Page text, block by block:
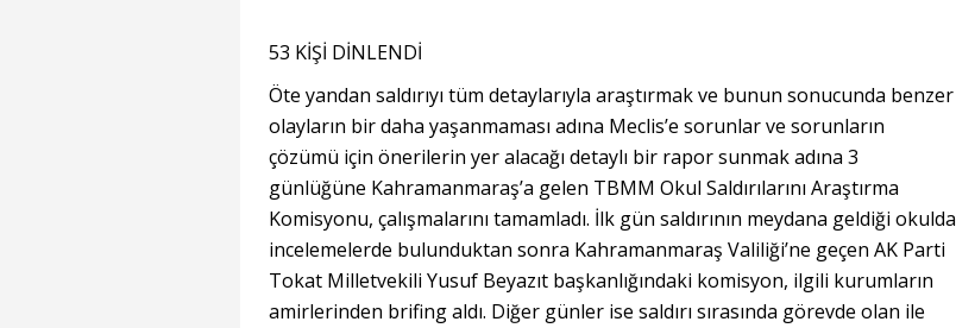
53 KİŞİ DİNLENDİ
Öte yandan saldırıyı tüm detaylarıyla araştırmak ve bunun sonucunda benzer
olayların bir daha yaşanmaması adına Meclis’e sorunlar ve sorunların
çözümü için önerilerin yer alacağı detaylı bir rapor sunmak adına 3
günlüğüne Kahramanmaraş’a gelen TBMM Okul Saldırılarını Araştırma
Komisyonu, çalışmalarını tamamladı. İlk gün saldırının meydana geldiği okulda
incelemelerde bulunduktan sonra Kahramanmaraş Valiliği’ne geçen AK Parti
Tokat Milletvekili Yusuf Beyazıt başkanlığındaki komisyon, ilgili kurumların
amirlerinden brifing aldı. Diğer günler ise saldırı sırasında görevde olan ile